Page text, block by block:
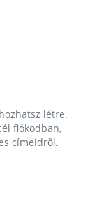
létre.
fiókodban,
címeidről.